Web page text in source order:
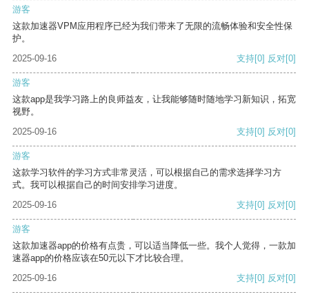
游客
这款加速器VPM应用程序已经为我们带来了无限的流畅体验和安全性保
护。
2025-09-16
支持[0] 反对[0]
游客
这款app是我学习路上的良师益友，让我能够随时随地学习新知识，拓宽
视野。
2025-09-16
支持[0] 反对[0]
游客
这款学习软件的学习方式非常灵活，可以根据自己的需求选择学习方
式。我可以根据自己的时间安排学习进度。
2025-09-16
支持[0] 反对[0]
游客
这款加速器app的价格有点贵，可以适当降低一些。我个人觉得，一款加
速器app的价格应该在50元以下才比较合理。
2025-09-16
支持[0] 反对[0]